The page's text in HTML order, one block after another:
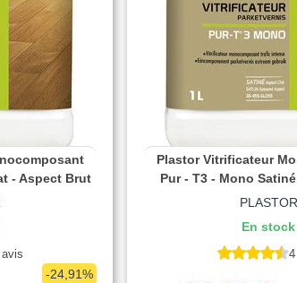
- Aspect Brut
-24,91%
Plastor Vitrificateur
Pur - T3 - Mono
PLASTOR
En stock